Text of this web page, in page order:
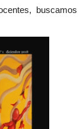
buscamos